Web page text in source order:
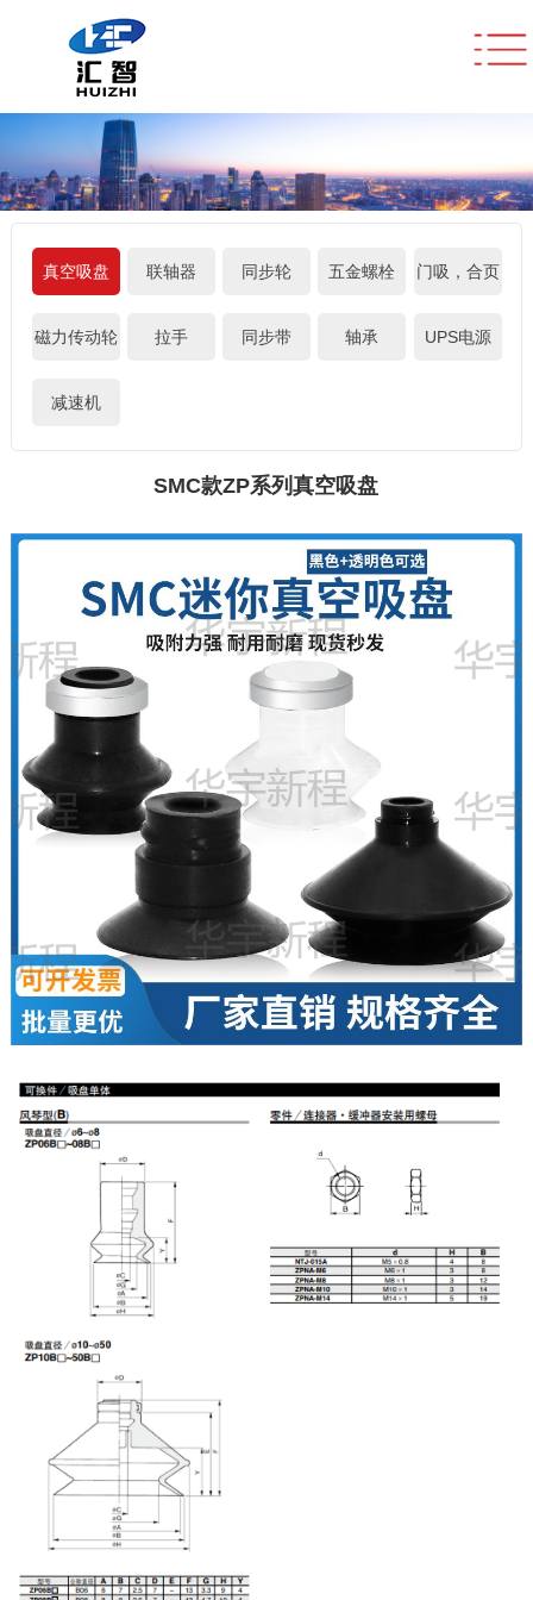
真空吸盘 联轴器 同步轮 五金螺栓 门吸，合页
磁力传动轮 拉手 同步带 轴承 UPS电源
减速机
SMC款ZP系列真空吸盘